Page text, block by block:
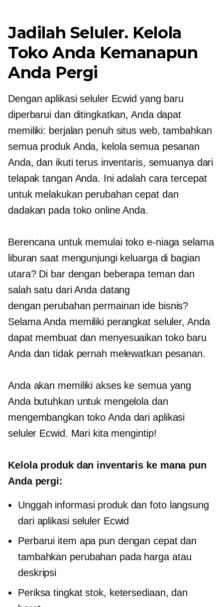
Jadilah Seluler. Kelola
Toko Anda Kemanapun
Anda Pergi
Dengan aplikasi seluler Ecwid yang baru
diperbarui dan ditingkatkan, Anda dapat
memiliki: berjalan penuh situs web, tambahkan
semua produk Anda, kelola semua pesanan
Anda, dan ikuti terus inventaris, semuanya dari
telapak tangan Anda. Ini adalah cara tercepat
untuk melakukan perubahan cepat dan
dadakan pada toko online Anda.
Berencana untuk memulai toko e-niaga selama
liburan saat mengunjungi keluarga di bagian
utara? Di bar dengan beberapa teman dan
salah satu dari Anda datang
dengan perubahan permainan ide bisnis?
Selama Anda memiliki perangkat seluler, Anda
dapat membuat dan menyesuaikan toko baru
Anda dan tidak pernah melewatkan pesanan.
Anda akan memiliki akses ke semua yang
Anda butuhkan untuk mengelola dan
mengembangkan toko Anda dari aplikasi
seluler Ecwid. Mari kita mengintip!
Kelola produk dan inventaris ke mana pun
Anda pergi:
Unggah informasi produk dan foto langsung
dari aplikasi seluler Ecwid
Perbarui item apa pun dengan cepat dan
tambahkan perubahan pada harga atau
deskripsi
Periksa tingkat stok, ketersediaan, dan